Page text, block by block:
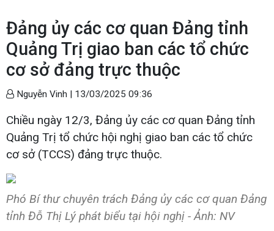
Đảng ủy các cơ quan Đảng tỉnh
Quảng Trị giao ban các tổ chức
cơ sở đảng trực thuộc
Nguyễn Vinh | 13/03/2025 09:36
Chiều ngày 12/3, Đảng ủy các cơ quan Đảng tỉnh
Quảng Trị tổ chức hội nghị giao ban các tổ chức
cơ sở (TCCS) đảng trực thuộc.
Phó Bí thư chuyên trách Đảng ủy các cơ quan Đảng
tỉnh Đỗ Thị Lý phát biểu tại hội nghị - Ảnh: NV